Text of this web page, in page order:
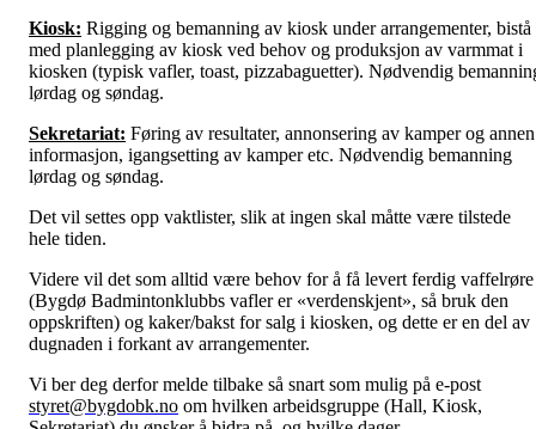
Kiosk: Rigging og bemanning av kiosk under arrangementer, bistå
med planlegging av kiosk ved behov og produksjon av varmmat i
kiosken (typisk vafler, toast, pizzabaguetter). Nødvendig
lørdag og søndag.
Sekretariat: Føring av resultater, annonsering av kamper og annen
informasjon, igangsetting av kamper etc. Nødvendig bemanning
lørdag og søndag.
Det vil settes opp vaktlister, slik at ingen skal måtte være tilstede
hele tiden.
Videre vil det som alltid være behov for å få levert ferdig vaffelrøre
(Bygdø Badmintonklubbs vafler er «verdenskjent», så bruk den
oppskriften) og kaker/bakst for salg i kiosken, og dette er en del av
dugnaden i forkant av arrangementer.
Vi ber deg derfor melde tilbake så snart som mulig på e-post
styret@bygdobk.no om hvilken arbeidsgruppe (Hall, Kiosk,